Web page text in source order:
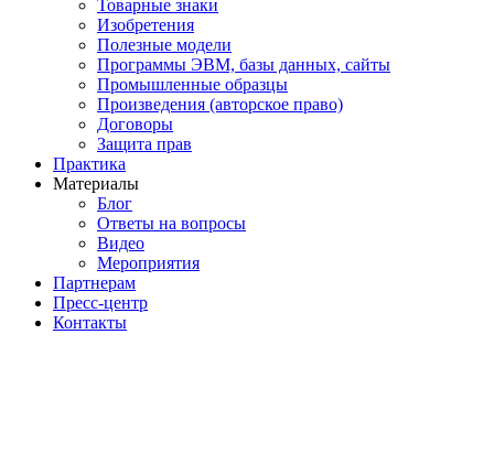
Товарные знаки
Изобретения
Полезные модели
Программы ЭВМ, базы данных, сайты
Промышленные образцы
Произведения (авторское право)
Договоры
Защита прав
Практика
Материалы
Блог
Ответы на вопросы
Видео
Мероприятия
Партнерам
Пресс-центр
Контакты